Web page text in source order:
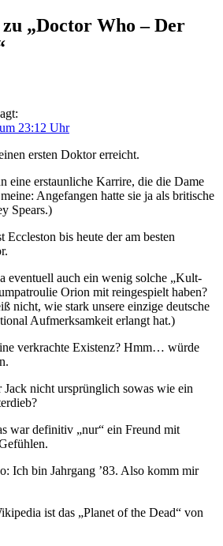
„Doctor Who – Der
23:12 Uhr
ersten Doktor erreicht.
eine erstaunliche Karrire, die die Dame
Angefangen hatte sie ja als britische
Spears.)
Eccleston bis heute der am besten
eventuell auch ein wenig solche „Kult-
Orion mit reingespielt haben?
nicht, wie stark unsere einzige deutsche
Aufmerksamkeit erlangt hat.)
verkrachte Existenz? Hmm… würde
Jack nicht ursprünglich sowas wie ein
war definitiv „nur“ ein Freund mit
Ich bin Jahrgang ’83. Also komm mir
ist das „Planet of the Dead“ von